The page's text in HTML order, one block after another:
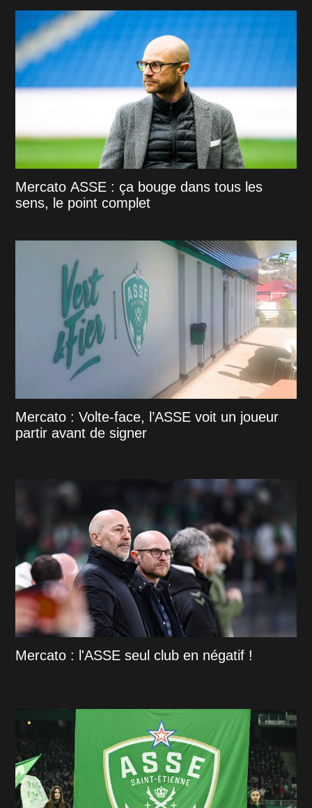
Mercato ASSE : ça bouge dans tous les
sens, le point complet
Mercato : Volte-face, l’ASSE voit un joueur
partir avant de signer
Mercato : l'ASSE seul club en négatif !